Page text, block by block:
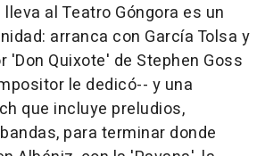
al Teatro Góngora es un
arranca con García Tolsa y
'Don Quixote' de Stephen Goss
le dedicó-- y una
que incluye preludios,
para terminar donde